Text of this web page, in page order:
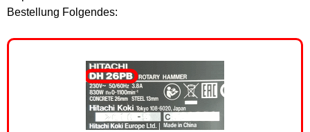
Bestellung Folgendes: